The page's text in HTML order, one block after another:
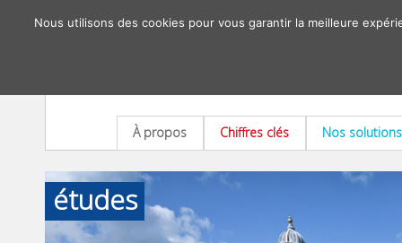
À propos Chiffres clés Nos solutions
études
Nous utilisons des cookies pour vous garantir la meilleure